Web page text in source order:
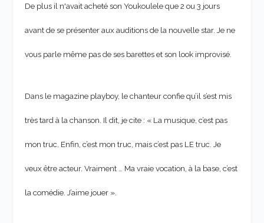
De plus il n'avait acheté son Youkoulele que 2 ou 3 jours
avant de se présenter aux auditions de la nouvelle star. Je ne
vous parle même pas de ses barettes et son look improvisé.
Dans le magazine playboy, le chanteur confie qu’il s’est mis
très tard à la chanson. Il dit, je cite : « La musique, c’est pas
mon truc. Enfin, c’est mon truc, mais c’est pas LE truc. Je
veux être acteur. Vraiment … Ma vraie vocation, à la base, c’est
la comédie. J’aime jouer ».